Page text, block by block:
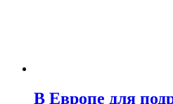
В Европе для